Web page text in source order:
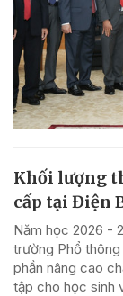
Khối lượng
cấp tại Điện
Năm học 2026 -
trường Phổ
phần nâng cao
tập cho học sinh